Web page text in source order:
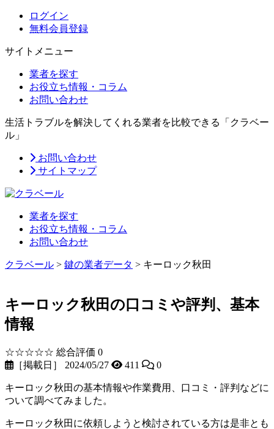
ログイン
無料会員登録
サイトメニュー
業者を探す
お役立ち情報・コラム
お問い合わせ
生活トラブルを解決してくれる業者を比較できる「クラベー
ル」
お問い合わせ
サイトマップ
業者を探す
お役立ち情報・コラム
お問い合わせ
クラベール > 鍵の業者データ > キーロック秋田
キーロック秋田の口コミや評判、基本
情報
☆☆☆☆☆ 総合評価 0
［掲載日］ 2024/05/27
411 0
キーロック秋田の基本情報や作業費用、口コミ・評判などに
ついて調べてみました。
キーロック秋田に依頼しようと検討されている方は是非とも